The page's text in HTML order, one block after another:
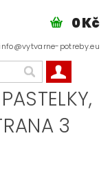
info@vytvarne-potreby.eu
0 Kč
3